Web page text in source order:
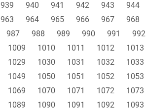
939 940 941 942 943 944
963 964 965 966 967 968
987 988 989 990 991 992
1009 1010 1011 1012 1013
1029 1030 1031 1032 1033
1049 1050 1051 1052 1053
1069 1070 1071 1072 1073
1089 1090 1091 1092 1093